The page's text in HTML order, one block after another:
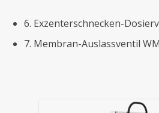
6. Exzenterschnecken-
7. Membran-Auslassventil